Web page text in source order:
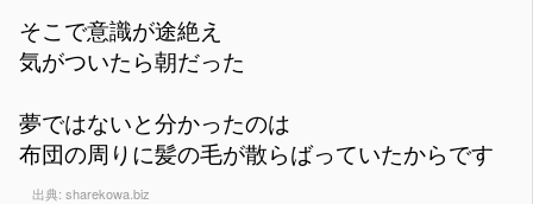
そこで意識が途絶え
気がついたら朝だった
夢ではないと分かったのは
布団の周りに髪の毛が散らばっていたからです
出典: sharekowa.biz